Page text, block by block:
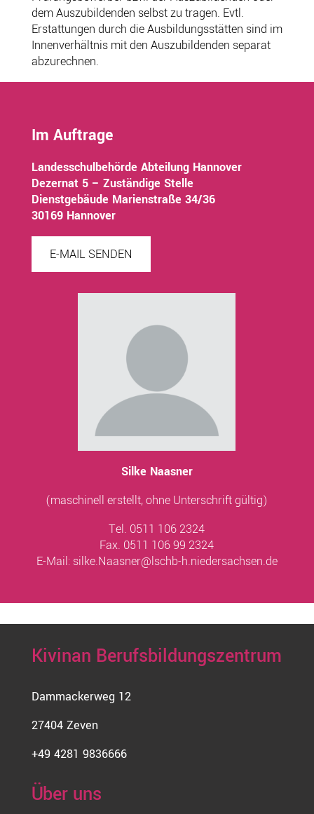
dem Auszubildenden selbst zu tragen. Evtl.
Erstattungen durch die Ausbildungsstätten sind im
Innenverhältnis mit den Auszubildenden separat
abzurechnen.
Im Auftrage
Landesschulbehörde Abteilung Hannover
Dezernat 5 – Zuständige Stelle
Dienstgebäude Marienstraße 34/36
30169 Hannover
E-MAIL SENDEN
Silke Naasner
(maschinell erstellt, ohne Unterschrift gültig)
Tel. 0511 106 2324
Fax. 0511 106 99 2324
E-Mail: silke.Naasner@lschb-h.niedersachsen.de
Kivinan Berufsbildungszentrum
Dammackerweg 12
27404 Zeven
+49 4281 9836666
Über uns